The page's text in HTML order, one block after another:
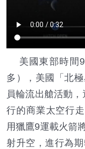
美國東部時間9
多），美國「北
員輪流出艙活動
行的商業太空行
用獵鷹9運載火箭
射升空，進行為